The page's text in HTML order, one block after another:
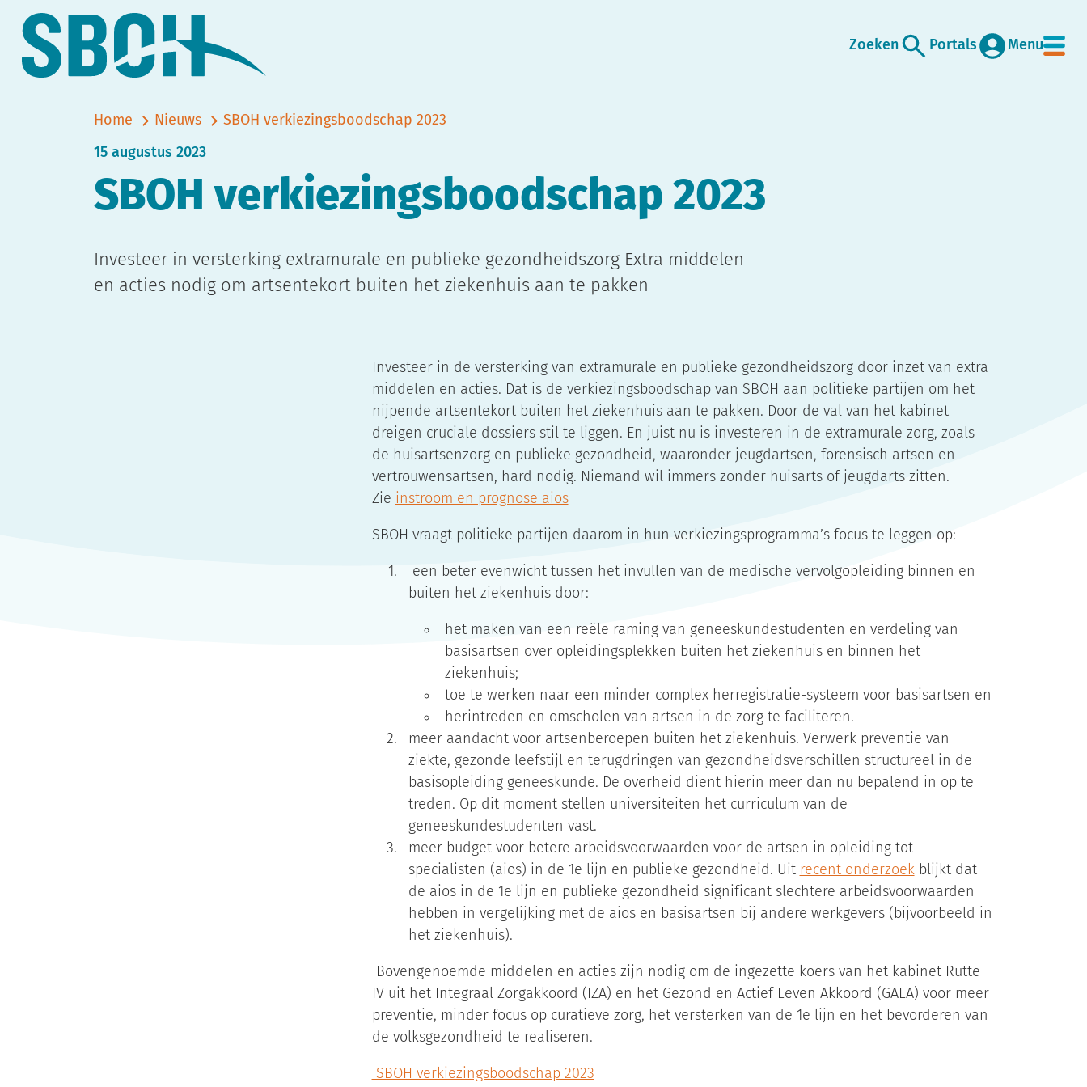
Zoeken Portals Menu
Home Nieuws SBOH verkiezingsboodschap 2023
15 augustus 2023
SBOH verkiezingsboodschap 2023
Investeer in versterking extramurale en publieke gezondheidszorg Extra middelen
en acties nodig om artsentekort buiten het ziekenhuis aan te pakken
Investeer in de versterking van extramurale en publieke gezondheidszorg door inzet van extra
middelen en acties. Dat is de verkiezingsboodschap van SBOH aan politieke partijen om het
nijpende artsentekort buiten het ziekenhuis aan te pakken. Door de val van het kabinet
dreigen cruciale dossiers stil te liggen. En juist nu is investeren in de extramurale zorg, zoals
de huisartsenzorg en publieke gezondheid, waaronder jeugdartsen, forensisch artsen en
vertrouwensartsen, hard nodig. Niemand wil immers zonder huisarts of jeugdarts zitten.
Zie instroom en prognose aios
SBOH vraagt politieke partijen daarom in hun verkiezingsprogramma’s focus te leggen op:
een beter evenwicht tussen het invullen van de medische vervolgopleiding binnen en
buiten het ziekenhuis door:
het maken van een reële raming van geneeskundestudenten en verdeling van
basisartsen over opleidingsplekken buiten het ziekenhuis en binnen het
ziekenhuis;
toe te werken naar een minder complex herregistratie-systeem voor basisartsen en
herintreden en omscholen van artsen in de zorg te faciliteren.
meer aandacht voor artsenberoepen buiten het ziekenhuis. Verwerk preventie van
ziekte, gezonde leefstijl en terugdringen van gezondheidsverschillen structureel in de
basisopleiding geneeskunde. De overheid dient hierin meer dan nu bepalend in op te
treden. Op dit moment stellen universiteiten het curriculum van de
geneeskundestudenten vast.
meer budget voor betere arbeidsvoorwaarden voor de artsen in opleiding tot
specialisten (aios) in de 1e lijn en publieke gezondheid. Uit recent onderzoekblijkt dat
de aios in de 1e lijn en publieke gezondheid significant slechtere arbeidsvoorwaarden
hebben in vergelijking met de aios en basisartsen bij andere werkgevers (bijvoorbeeld in
het ziekenhuis).
Bovengenoemde middelen en acties zijn nodig om de ingezette koers van het kabinet Rutte
IV uit het Integraal Zorgakkoord (IZA) en het Gezond en Actief Leven Akkoord (GALA) voor meer
preventie, minder focus op curatieve zorg, het versterken van de 1e lijn en het bevorderen van
de volksgezondheid te realiseren.
SBOH verkiezingsboodschap 2023